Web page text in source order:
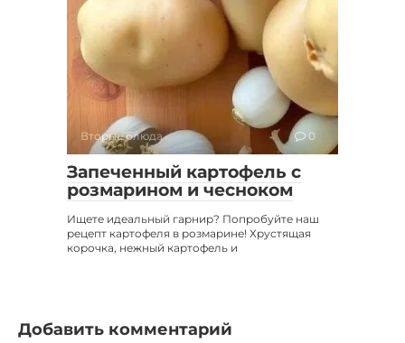
Вторые блюда 0
Запеченный картофель с
розмарином и чесноком
Ищете идеальный гарнир? Попробуйте наш
рецепт картофеля в розмарине! Хрустящая
корочка, нежный картофель и
Добавить комментарий